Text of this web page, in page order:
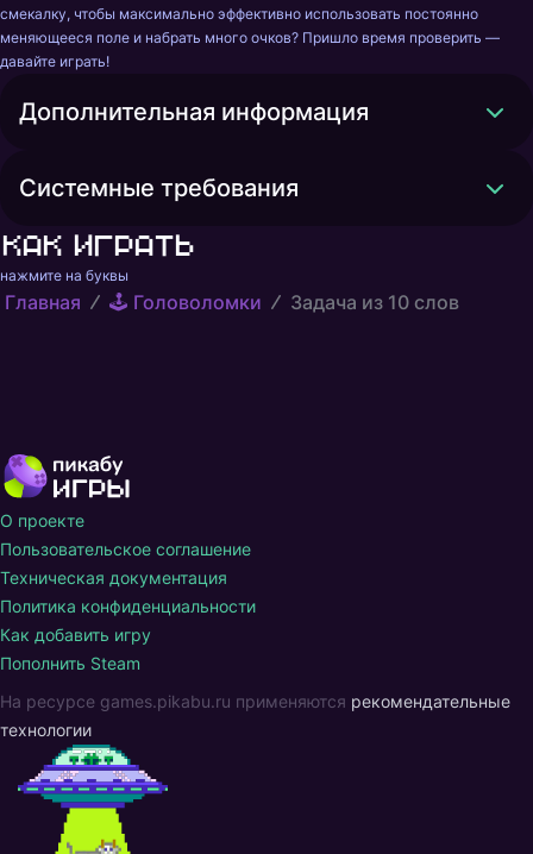
смекалку, чтобы максимально эффективно использовать постоянно
меняющееся поле и набрать много очков? Пришло время проверить —
давайте играть!
Дополнительная информация
Системные требования
Как играть
нажмите на буквы
Главная 🕹️ Головоломки Задача из 10 слов
О проекте
Пользовательское соглашение
Техническая документация
Политика конфиденциальности
Как добавить игру
Пополнить Steam
На ресурсе games.pikabu.ru применяются рекомендательные
технологии